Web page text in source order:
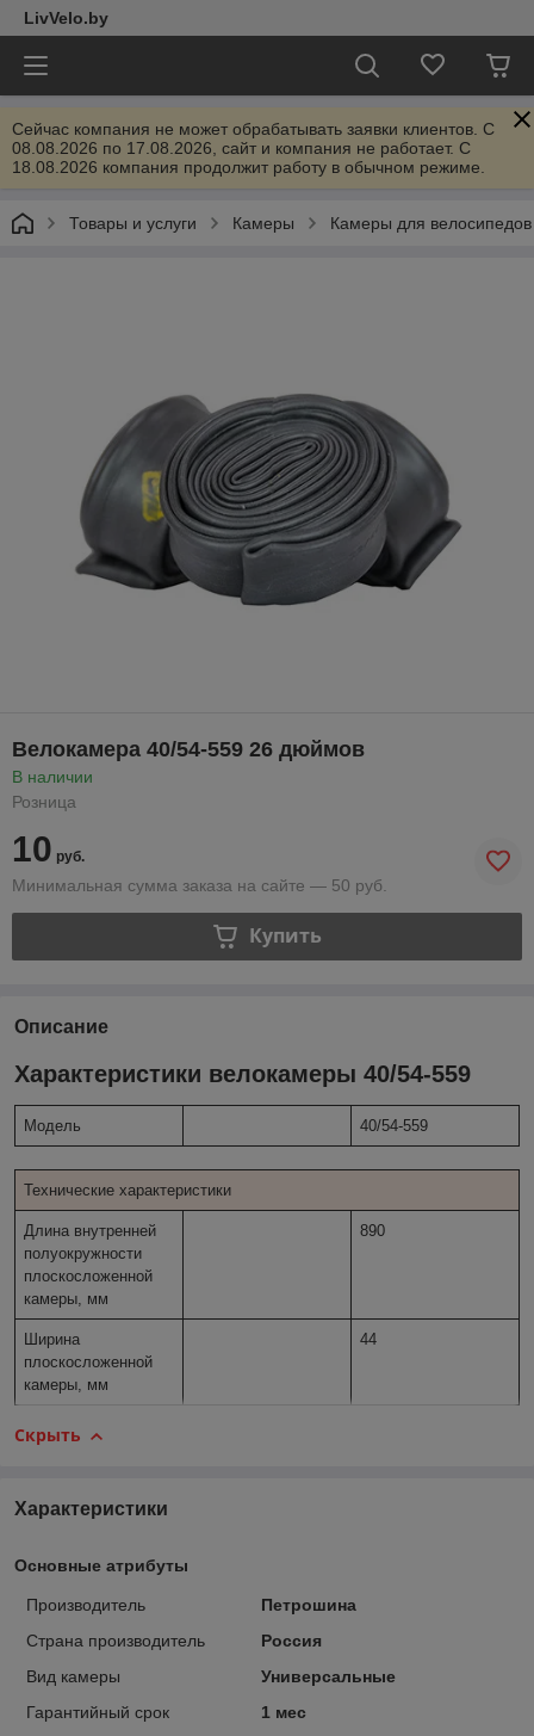
LivVelo.by
Сейчас компания не может обрабатывать заявки клиентов. C
08.08.2026 по 17.08.2026, сайт и компания не работает. С
18.08.2026 компания продолжит работу в обычном режиме.
Товары и услуги Камеры Камеры для велосипедов
Велокамера 40/54-559 26 дюймов
В наличии
Розница
10 руб.
Минимальная сумма заказа на сайте — 50 руб.
Купить
Описание
Характеристики велокамеры 40/54-559
Модель 40/54-559
Технические характеристики
Длина внутренней
полуокружности
плоскосложенной
камеры, мм
890
Ширина
плоскосложенной
камеры, мм
44
Скрыть
Характеристики
Основные атрибуты
Производитель
Петрошина
Страна производитель
Россия
Вид камеры
Универсальные
Гарантийный срок
1 мес